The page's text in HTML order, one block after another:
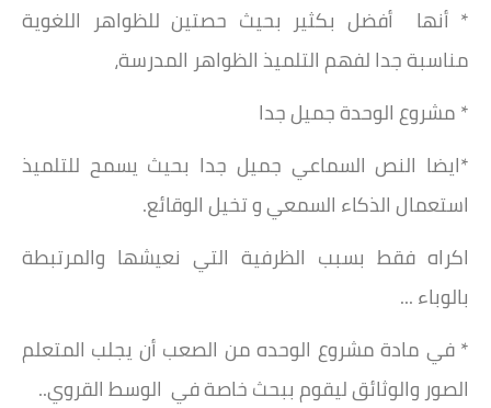
* أنها أفضل بكثير بحيث حصتين للظواهر اللغوية
مناسبة جدا لفهم التلميذ الظواهر المدرسة،
* مشروع الوحدة جميل جدا
*ايضا النص السماعي جميل جدا بحيث يسمح للتلميذ
استعمال الذكاء السمعي و تخيل الوقائع.
اكراه فقط بسبب الظرفية التي نعيشها والمرتبطة
بالوباء ...
* في مادة مشروع الوحده من الصعب أن يجلب المتعلم
الصور والوثائق ليقوم ببحث خاصة في الوسط القروي..